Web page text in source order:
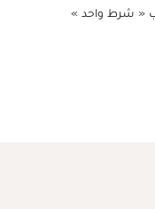
« شرط واحد »